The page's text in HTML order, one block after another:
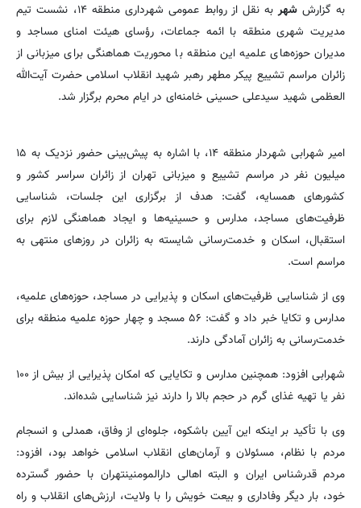
به گزارششهر
به نقل از روابط عمومی شهرداری منطقه ۱۴، نشست تیم
مدیریت شهری منطقه با ائمه جماعات، رؤسای هیئت امنای مساجد و
مدیران حوزه‌های علمیه این منطقه با محوریت هماهنگی برای میزبانی از
زائران مراسم تشییع پیکر مطهر رهبر شهید انقلاب اسلامی حضرت آیت‌الله
العظمی شهید سیدعلی حسینی خامنه‌ای در ایام محرم برگزار شد.
امیر شهرابی شهردار منطقه ۱۴، با اشاره به پیش‌بینی حضور نزدیک به ۱۵
میلیون نفر در مراسم تشییع و میزبانی تهران از زائران سراسر کشور و
کشورهای همسایه، گفت: هدف از برگزاری این جلسات، شناسایی
ظرفیت‌های مساجد، مدارس و حسینیه‌ها و ایجاد هماهنگی لازم برای
استقبال، اسکان و خدمت‌رسانی شایسته به زائران در روزهای منتهی به
مراسم است.
وی از شناسایی ظرفیت‌های اسکان و پذیرایی در مساجد، حوزه‌های علمیه،
مدارس و تکایا خبر داد و گفت: ۵۶ مسجد و چهار حوزه علمیه منطقه برای
خدمت‌رسانی به زائران آمادگی دارند.
شهرابی افزود: همچنین مدارس و تکایایی که امکان پذیرایی از بیش از ۱۰۰
نفر یا تهیه غذای گرم در حجم بالا را دارند نیز شناسایی شده‌اند.
وی با تأکید بر اینکه این آیین باشکوه، جلوه‌ای از وفاق، همدلی و انسجام
مردم با نظام، مسئولان و آرمان‌های انقلاب اسلامی خواهد بود، افزود:
مردم قدرشناس ایران و البته اهالی دارالمومنینتهران با حضور گسترده
خود، بار دیگر وفاداری و بیعت خویش را با ولایت، ارزش‌های انقلاب و راه